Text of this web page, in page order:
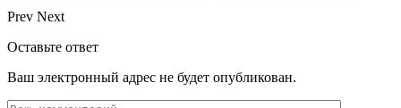
Prev Next
Оставьте ответ
Ваш электронный адрес не будет опубликован.